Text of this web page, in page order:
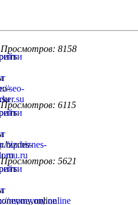
Просмотров: 8158
Просмотров: 6115
Просмотров: 5621